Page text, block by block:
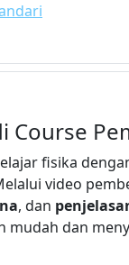
Course
fisika
video
, dan
mudah dan